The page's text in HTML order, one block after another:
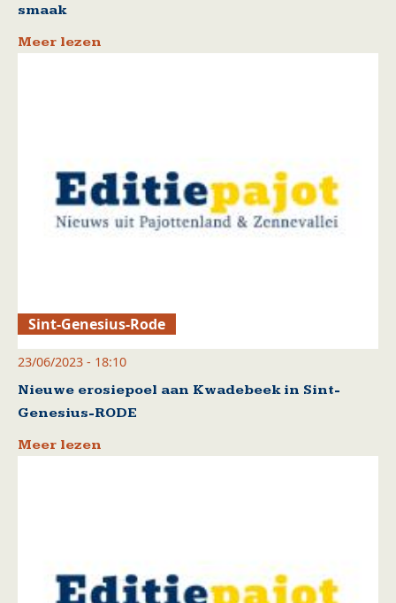
smaak
Meer lezen
Sint-Genesius-Rode
23/06/2023 - 18:10
Nieuwe erosiepoel aan Kwadebeek in Sint-
Genesius-RODE
Meer lezen